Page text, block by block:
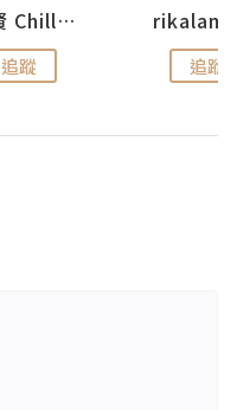
思思賢 ChillMyBabe
追蹤 追蹤